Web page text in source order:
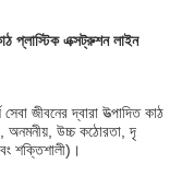
প্লাস্টিক এক্সট্রুশন লাইন
জীবনের দ্বারা উত্পাদিত কাঠ
অনমনীয়, উচ্চ কঠোরতা, দৃ
শক্তিশালী)।